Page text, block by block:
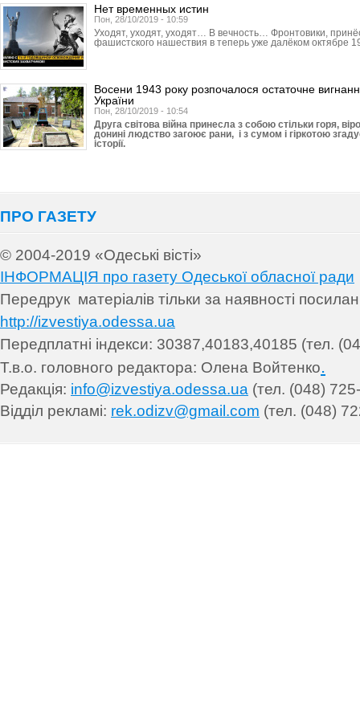
Нет временных истин
Пон, 28/10/2019 - 10:59
Уходят, уходят, уходят… В вечность… Фронтовики,
фашистского нашествия в теперь уже далёком октябре
Восени 1943 року розпочалося остаточне
України
Пон, 28/10/2019 - 10:54
Друга світова війна принесла з собою стільки горя,
донині людство загоює рани, і з сумом і гіркотою
історії.
ПРО ГАЗЕТУ
© 2004-2019 «Одеські вісті»
ІНФОРМАЦІЯ про газету Одеської обласної ради
Передрук матеріалів тільки за наявності
http://izvestiya.odessa.ua
Передплатні індекси: 30387,40183,40185 (тел.
Т.в.о. головного редактора: Олена Войтенко.
Редакція: info@izvestiya.odessa.ua (тел. (048)
Відділ рекламі: rek.odizv@gmail.com (тел. (048)